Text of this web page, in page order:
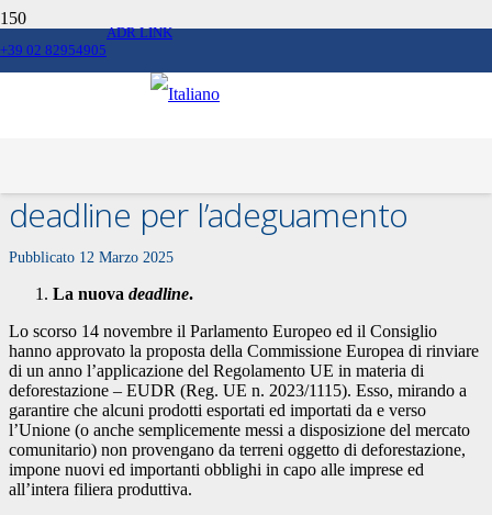
+39 02 82954905
ADR LINK
deadline per l’adeguamento
Pubblicato 12 Marzo 2025
La nuova deadline.
Lo scorso 14 novembre il Parlamento Europeo ed il Consiglio
hanno approvato la proposta della Commissione Europea di rinviare
di un anno l’applicazione del Regolamento UE in materia di
deforestazione – EUDR (Reg. UE n. 2023/1115). Esso, mirando a
garantire che alcuni prodotti esportati ed importati da e verso
l’Unione (o anche semplicemente messi a disposizione del mercato
comunitario) non provengano da terreni oggetto di deforestazione,
impone nuovi ed importanti obblighi in capo alle imprese ed
all’intera filiera produttiva.